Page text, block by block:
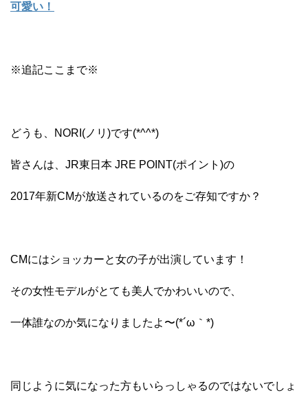
可愛い！
※追記ここまで※
どうも、NORI(ノリ)です(*^^*)
皆さんは、JR東日本 JRE POINT(ポイント)の
2017年新CMが放送されているのをご存知ですか？
CMにはショッカーと女の子が出演しています！
その女性モデルがとても美人でかわいいので、
一体誰なのか気になりましたよ〜(*´ω｀*)
同じように気になった方もいらっしゃるのではないでしょ